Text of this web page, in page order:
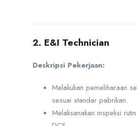
2. E&I Technician
Deskripsi Pekerjaan:
Melakukan pemeliharaan
sesuai standar pabrikan.
Melaksanakan inspeksi